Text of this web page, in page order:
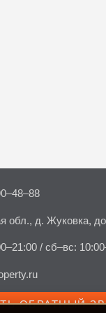
обл., д. Жуковка,
/ сб–вс:
ОБРАТНЫЙ